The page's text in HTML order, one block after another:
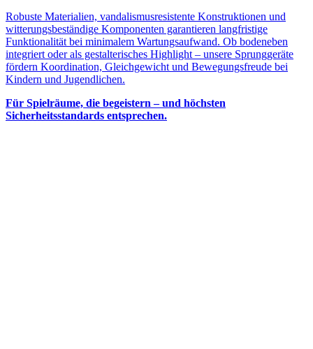
Robuste Materialien, vandalismusresistente Konstruktionen und
witterungsbeständige Komponenten garantieren langfristige
Funktionalität bei minimalem Wartungsaufwand. Ob bodeneben
integriert oder als gestalterisches Highlight – unsere Sprunggeräte
fördern Koordination, Gleichgewicht und Bewegungsfreude bei
Kindern und Jugendlichen.
Für Spielräume, die begeistern – und höchsten
Sicherheitsstandards entsprechen.